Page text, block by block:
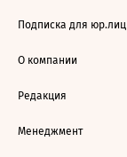
Подписка для юр.лиц
О компании
Редакция
Менеджмент